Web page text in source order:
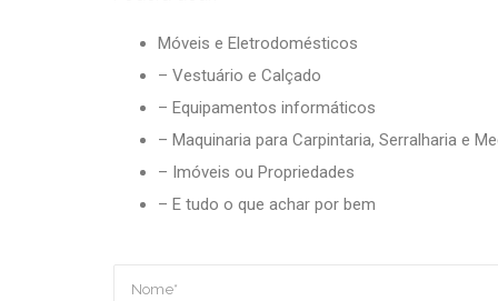
Móveis e Eletrodomésticos
– Vestuário e Calçado
– Equipamentos informáticos
– Maquinaria para Carpintaria, Serralharia e
– Imóveis ou Propriedades
– E tudo o que achar por bem